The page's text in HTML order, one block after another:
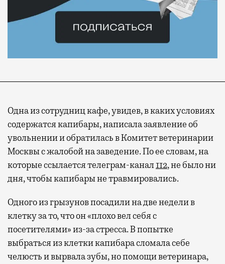
Одна из сотрудниц кафе, увидев, в каких условиях
содержатся капибары, написала заявление об
увольнении и обратилась в Комитет ветеринарии
Москвы с жалобой на заведение. По ее словам, на
которые ссылается телеграм-канал112, не было ни
дня, чтобы капибары не травмировались.
Одного из грызунов посадили на две недели в
клетку за то, что он «плохо вел себя с
посетителями» из-за стресса. В попытке
выбраться из клетки капибара сломала себе
челюсть и вырвала зубы, но помощи ветеринара,